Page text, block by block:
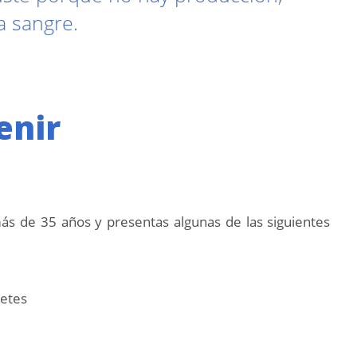
sangre.
de 35 años y presentas algunas de las siguientes